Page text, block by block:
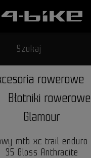
Szukaj
rowerowe
Błotniki
Glamour
mtb xc trail enduro
35 Gloss Anthracite